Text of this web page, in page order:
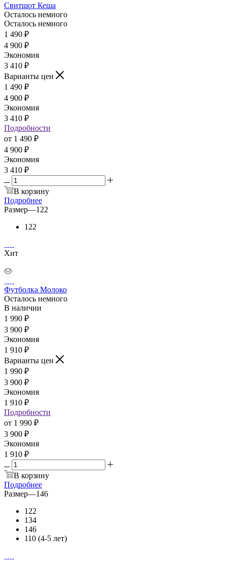
Свитшот Кеша
Осталось немного
Осталось немного
1 490 ₽
4 900 ₽
Экономия
3 410 ₽
Варианты цен
1 490 ₽
4 900 ₽
Экономия
3 410 ₽
Подробности
от 1 490 ₽
4 900 ₽
Экономия
3 410 ₽
В корзину
Подробнее
Размер—122
122
Хит
Футболка Молоко
Осталось немного
В наличии
1 990 ₽
3 900 ₽
Экономия
1 910 ₽
Варианты цен
1 990 ₽
3 900 ₽
Экономия
1 910 ₽
Подробности
от 1 990 ₽
3 900 ₽
Экономия
1 910 ₽
В корзину
Подробнее
Размер—146
122
134
146
110 (4-5 лет)